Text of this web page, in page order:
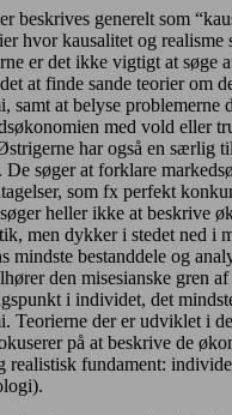
beskrives generelt som
hvor kausalitet og realisme
er det ikke vigtigt at søge
at finde sande teorier om
samt at belyse problemerne
med vold eller
har også en særlig
søger at forklare
som fx perfekt
heller ikke at beskrive
men dykker i stedet ned i
mindste bestanddele og
den misesianske gren
i individet, det
Teorierne der er udviklet i
på at beskrive de
realistisk fundament: